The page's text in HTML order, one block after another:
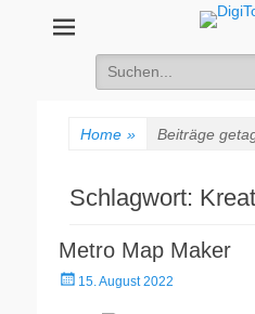
Onlinetools für den
Suche
nach:
Home » Beiträge
Schlagwort:
Metro Map Maker
Veröffentlicht
15. August 2022